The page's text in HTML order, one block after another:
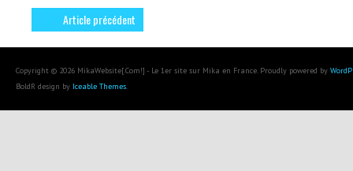
Article précédent
Copyright © 2026 MikaWebsite[.Com!] - Le 1er site sur Mika en France. Proudly powered by
BoldR design by Iceable Themes.